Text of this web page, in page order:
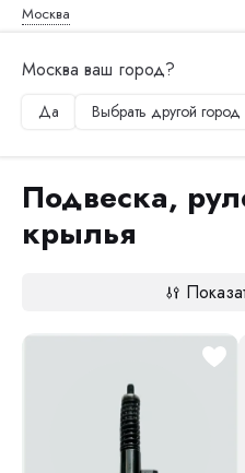
Москва
Москва ваш город?
Да Выбрать другой город
Главная
Запчасти и аксессуары
Подвеска,
крылья